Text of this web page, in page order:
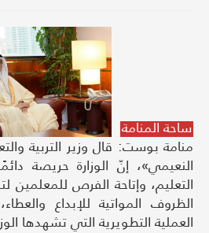
ساحة المنامة
منامة بوست: قال وزير التربية
النعيمي»، إنّ الوزارة حريصة
التعليم، وإتاحة الفرص للمعلمين
الظروف المواتية للإبداع
العملية التطويرية التي تشهدها الوزارة